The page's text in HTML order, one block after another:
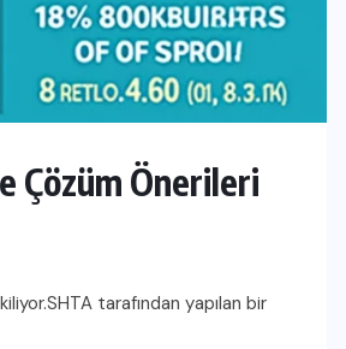
Çözüm Önerileri
tarafından yapılan bir